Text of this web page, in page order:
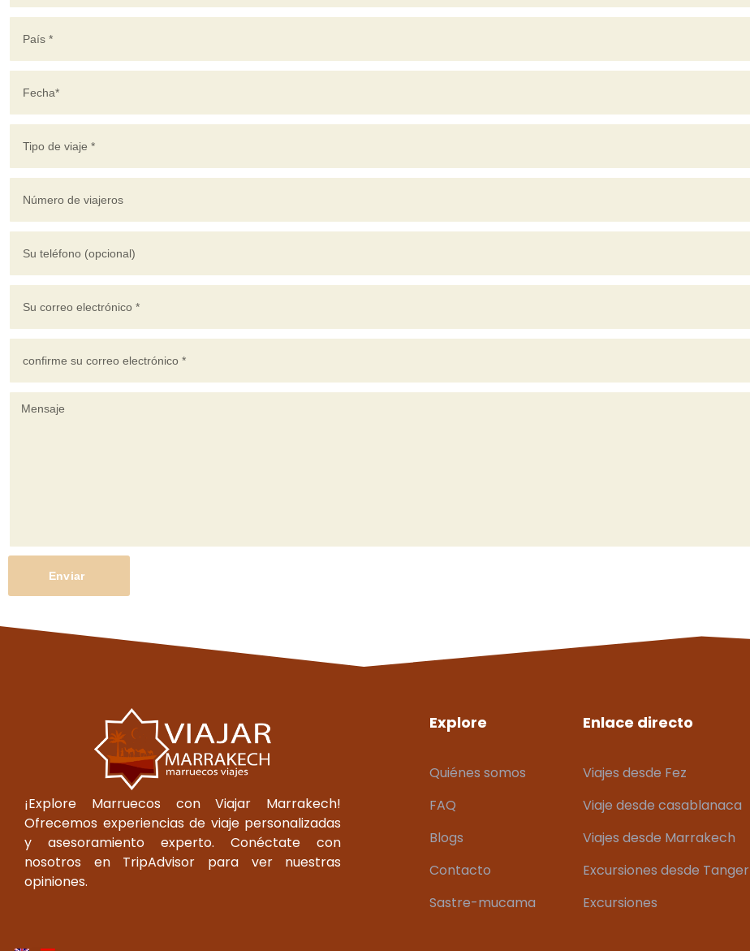
Enviar
¡Explore Marruecos con Viajar Marrakech!
Ofrecemos experiencias de viaje personalizadas
y asesoramiento experto. Conéctate con
nosotros en TripAdvisor para ver nuestras
opiniones.
Explore
Quiénes somos
FAQ
Blogs
Contacto
Sastre-mucama
Enlace directo
Viajes desde Fez
Viaje desde casablanaca
Viajes desde Marrakech
Excursiones desde Tanger
Excursiones